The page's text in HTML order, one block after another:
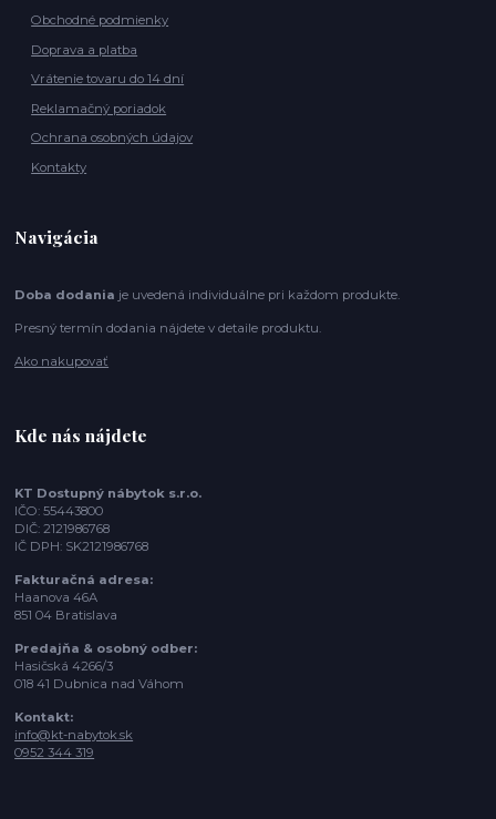
Obchodné podmienky
Doprava a platba
Vrátenie tovaru do 14 dní
Reklamačný poriadok
Ochrana osobných údajov
Kontakty
Navigácia
Doba dodania je uvedená individuálne pri každom produkte.
Presný termín dodania nájdete v detaile produktu.
Ako nakupovať
Kde nás nájdete
KT Dostupný nábytok s.r.o.
IČO: 55443800
DIČ: 2121986768
IČ DPH: SK2121986768
Fakturačná adresa:
Haanova 46A
851 04 Bratislava
Predajňa & osobný odber:
Hasičská 4266/3
018 41 Dubnica nad Váhom
Kontakt:
info@kt-nabytok.sk
0952 344 319